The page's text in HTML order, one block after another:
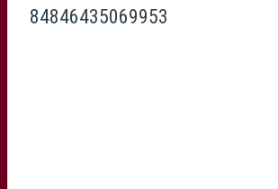
84846435069953